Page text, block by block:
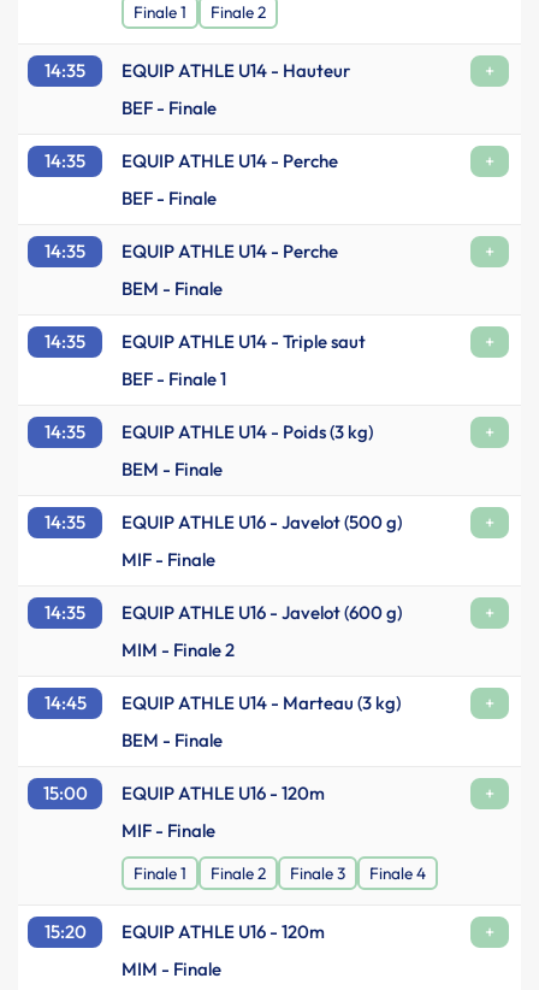
Finale 1 Finale 2
14:35 EQUIP ATHLE U14 - Hauteur
+
BEF - Finale
14:35 EQUIP ATHLE U14 - Perche
+
BEF - Finale
14:35 EQUIP ATHLE U14 - Perche
+
BEM - Finale
14:35 EQUIP ATHLE U14 - Triple saut
+
BEF - Finale 1
14:35 EQUIP ATHLE U14 - Poids (3 kg)
+
BEM - Finale
14:35 EQUIP ATHLE U16 - Javelot (500 g)
+
MIF - Finale
14:35 EQUIP ATHLE U16 - Javelot (600 g)
+
MIM - Finale 2
14:45 EQUIP ATHLE U14 - Marteau (3 kg)
+
BEM - Finale
15:00 EQUIP ATHLE U16 - 120m
+
MIF - Finale
Finale 1 Finale 2 Finale 3 Finale 4
15:20 EQUIP ATHLE U16 - 120m
+
MIM - Finale